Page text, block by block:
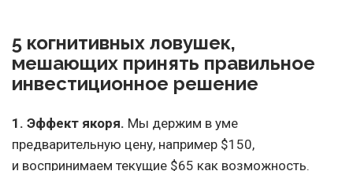
5 когнитивных ловушек,
мешающих принять правильное
инвестиционное решение
1. Эффект якоря. Мы держим в уме
предварительную цену, например $150,
и воспринимаем текущие $65 как возможность.